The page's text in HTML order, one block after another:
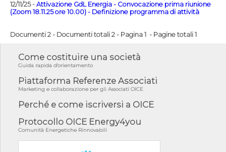
12/11/25 - Attivazione GdL Energia - Convocazione prima riunione
(Zoom 18.11.25 ore 10.00) - Definizione programma di attività
Documenti 2 - Documenti totali 2 - Pagina 1 - Pagine totali 1
Come costituire una società
Guida rapida d'orientamento
Piattaforma Referenze Associati
Marketing e collaborazione per gli Associati OICE
Perché e come iscriversi a OICE
Protocollo OICE Energy4you
Comunità Energetiche Rinnovabili